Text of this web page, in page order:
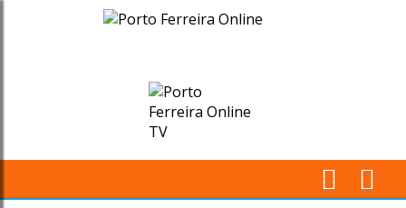
Festa
Caminhoneiros
2026